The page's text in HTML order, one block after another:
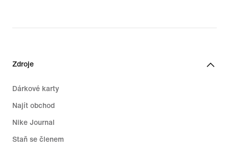
159,99 €
Zdroje
Dárkové karty
Najít obchod
Nike Journal
Staň se členem